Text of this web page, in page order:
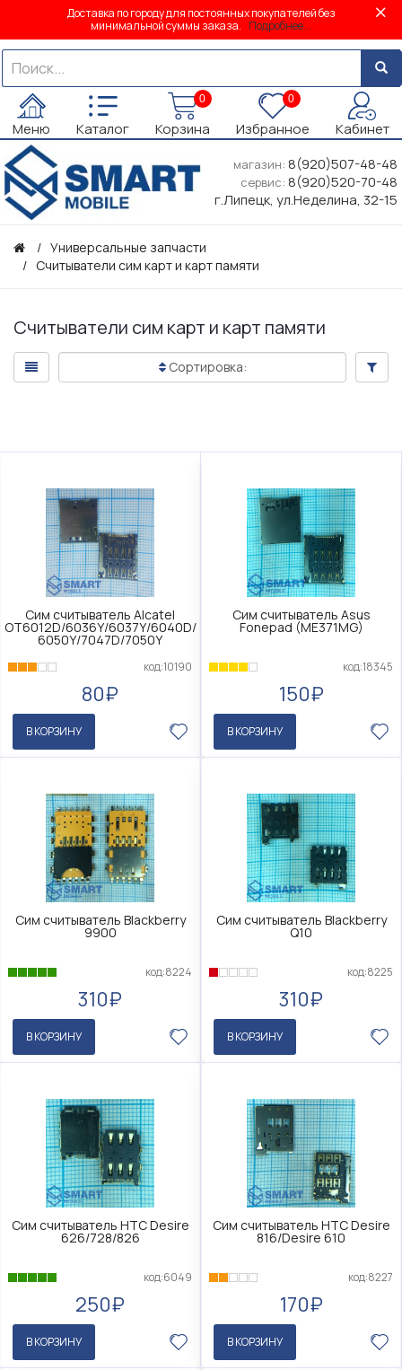
Доставка по городу для постоянных покупателей без
минимальной суммы заказа. Подробнее...
Меню Каталог
0
Корзина
0
Избранное Кабинет
магазин: 8(920)507-48-48
сервис: 8(920)520-70-48
г.Липецк, ул.Неделина, 32-15
Универсальные запчасти
Считыватели сим карт и карт памяти
Считыватели сим карт и карт памяти
Сортировка:
Сим считыватель Alcatel
OT6012D/6036Y/6037Y/6040D/
6050Y/7047D/7050Y
код:10190
80₽
В КОРЗИНУ
Сим считыватель Asus
Fonepad (ME371MG)
код:18345
150₽
В КОРЗИНУ
Сим считыватель Blackberry
9900
код:8224
310₽
В КОРЗИНУ
Сим считыватель Blackberry
Q10
код:8225
310₽
В КОРЗИНУ
Сим считыватель HTC Desire
626/728/826
код:6049
250₽
В КОРЗИНУ
Сим считыватель HTC Desire
816/Desire 610
код:8227
170₽
В КОРЗИНУ